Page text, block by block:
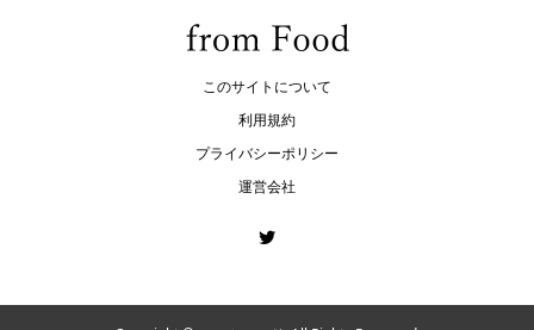
このサイトについて
利用規約
プライバシーポリシー
運営会社